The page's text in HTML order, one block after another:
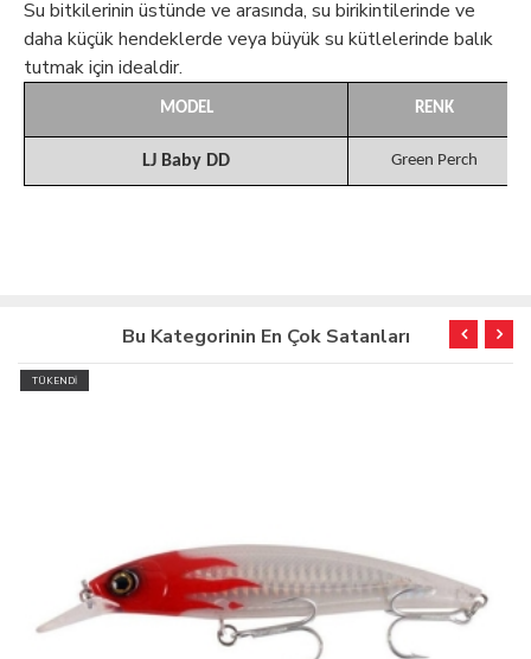
Su bitkilerinin üstünde ve arasında, su birikintilerinde ve
daha küçük hendeklerde veya büyük su kütlelerinde balık
tutmak için idealdir.
MODEL RENK
LJ Baby DD Green Perch
Bu Kategorinin En Çok Satanları
TÜKENDİ